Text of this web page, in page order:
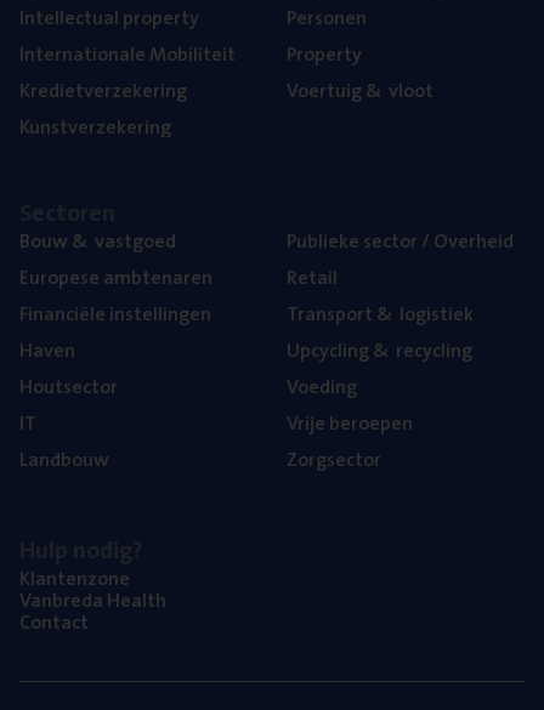
Intel­lec­tu­al property
Inter­na­ti­o­na­le Mobiliteit
Kre­diet­ver­ze­ke­ring
Kunst­ver­ze­ke­ring
Per­so­nen
Pro­per­ty
Voer­tuig& vloot
Bouw& vastgoed
Euro­pe­se ambtenaren
Finan­ci­ë­le instellingen
Haven
Hout­sec­tor
IT
Land­bouw
Publie­ke sec­tor / Overheid
Retail
Trans­port& logistiek
Upcy­cling& recycling
Voe­ding
Vrije beroe­pen
Zorg­sec­tor
Klan­ten­zo­ne
Van­b­re­da Health
Con­tact